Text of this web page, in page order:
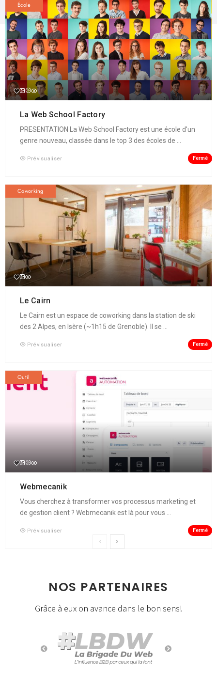
École
La Web School Factory
PRESENTATION La Web School Factory est une école d'un
genre nouveau, classée dans le top 3 des écoles de ...
Prévisualiser Fermé
Coworking
Le Cairn
Le Cairn est un espace de coworking dans la station de ski
des 2 Alpes, en Isère (~1h15 de Grenoble). Il se ...
Prévisualiser Fermé
Outil
Webmecanik
Vous cherchez à transformer vos processus marketing et
de gestion client ? Webmecanik est là pour vous ...
Prévisualiser Fermé
NOS PARTENAIRES
Grâce à eux on avance dans le bon sens!